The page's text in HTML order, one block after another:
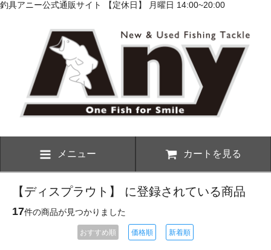
釣具アニー公式通販サイト 【定休日】 月曜日 14:00~20:00
メニュー カートを見る
【ディスプラウト】 に登録されている商品
17件の商品が見つかりました
おすすめ順 価格順 新着順